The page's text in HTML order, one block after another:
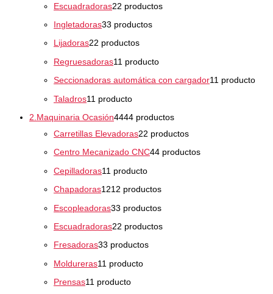
Escuadradoras22 productos
Ingletadoras33 productos
Lijadoras22 productos
Regruesadoras1 1 producto
Seccionadoras automática con cargador11 producto
Taladros1 1 producto
2.Maquinaria Ocasión4444 productos
Carretillas Elevadoras22 productos
Centro Mecanizado CNC44 productos
Cepilladoras1 1 producto
Chapadoras1212 productos
Escopleadoras33 productos
Escuadradoras22 productos
Fresadoras33 productos
Moldureras1 1 producto
Prensas11 producto